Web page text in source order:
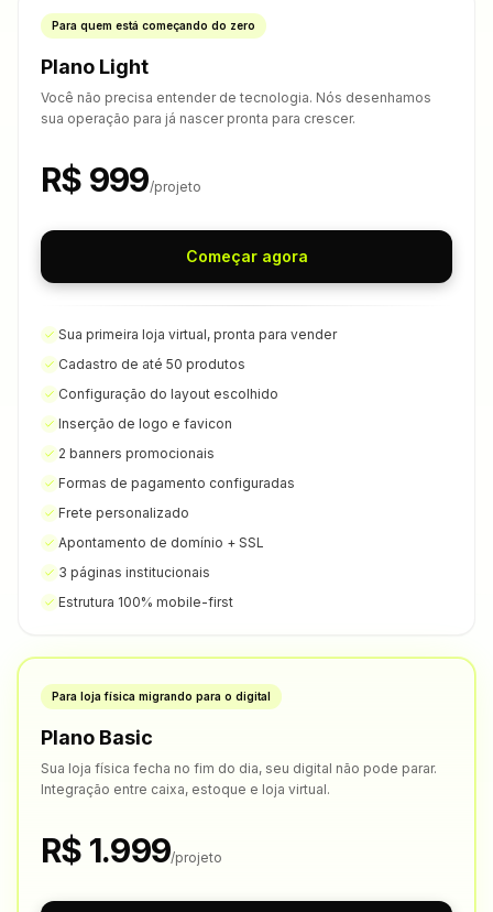
Para quem está começando do zero
Plano Light
Você não precisa entender de tecnologia. Nós desenhamos
sua operação para já nascer pronta para crescer.
R$ 999/projeto
Começar agora
Sua primeira loja virtual, pronta para vender
Cadastro de até 50 produtos
Configuração do layout escolhido
Inserção de logo e favicon
2 banners promocionais
Formas de pagamento configuradas
Frete personalizado
Apontamento de domínio + SSL
3 páginas institucionais
Estrutura 100% mobile-first
Para loja física migrando para o digital
Plano Basic
Sua loja física fecha no fim do dia, seu digital não pode parar.
Integração entre caixa, estoque e loja virtual.
R$ 1.999/projeto